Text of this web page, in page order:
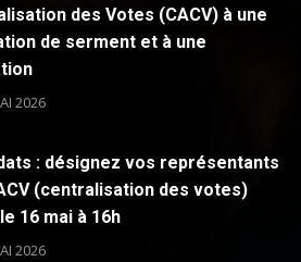
des Votes (CACV) à une
de serment et à une
2026
: désignez vos représentants
(centralisation des votes)
16 mai à 16h
2026